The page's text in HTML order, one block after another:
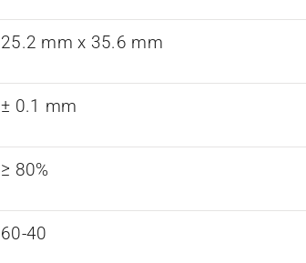
25.2 mm x 35.6 mm
± 0.1 mm
≥ 80%
60-40